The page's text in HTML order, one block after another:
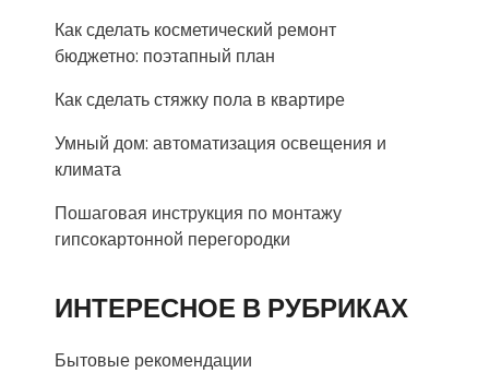
Как сделать косметический ремонт
бюджетно: поэтапный план
Как сделать стяжку пола в квартире
Умный дом: автоматизация освещения и
климата
Пошаговая инструкция по монтажу
гипсокартонной перегородки
ИНТЕРЕСНОЕ В РУБРИКАХ
Бытовые рекомендации